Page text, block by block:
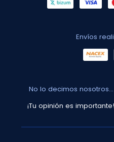
Envíos
No lo decimos nosotros...
¡Tu opinión es importante!